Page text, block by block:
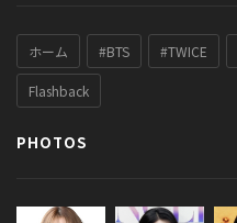
ホーム #BTS #TWICE
Flashback
PHOTOS